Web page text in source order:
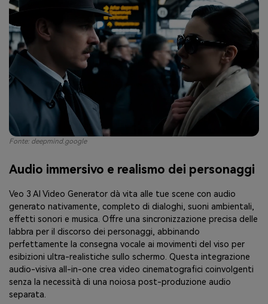
Audio immersivo e realismo dei personaggi
Veo 3 AI Video Generator dà vita alle tue scene con audio
generato nativamente, completo di dialoghi, suoni ambientali,
effetti sonori e musica. Offre una sincronizzazione precisa delle
labbra per il discorso dei personaggi, abbinando
perfettamente la consegna vocale ai movimenti del viso per
esibizioni ultra-realistiche sullo schermo. Questa integrazione
audio-visiva all-in-one crea video cinematografici coinvolgenti
senza la necessità di una noiosa post-produzione audio
separata.
Fonte: deepmind.google